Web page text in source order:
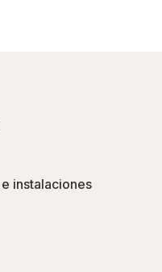
instalaciones